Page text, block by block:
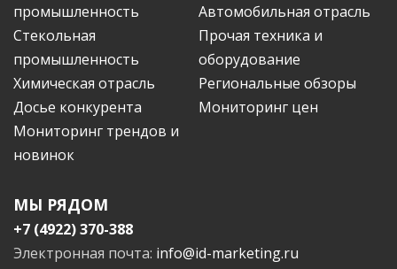
промышленность
Автомобильная отрасль
Стекольная
промышленность
Прочая техника и
оборудование
Химическая отрасль
Региональные обзоры
Досье конкурента
Мониторинг цен
Мониторинг трендов и
новинок
МЫ РЯДОМ
+7 (4922) 370-388
Электронная почта: info@id-marketing.ru